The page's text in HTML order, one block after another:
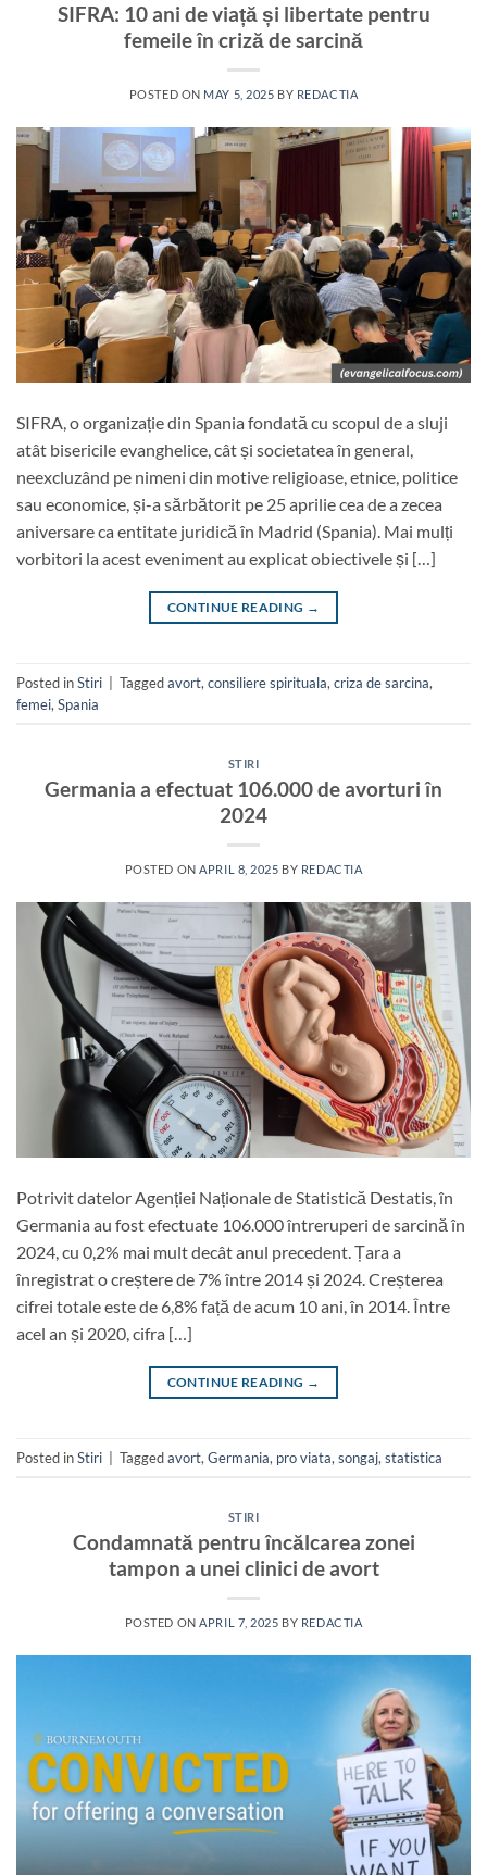
SIFRA: 10 ani de viață și libertate pentru
femeile în criză de sarcină
POSTED ON MAY 5, 2025 BY REDACTIA
SIFRA, o organizație din Spania fondată cu scopul de a sluji
atât bisericile evanghelice, cât și societatea în general,
neexcluzând pe nimeni din motive religioase, etnice, politice
sau economice, și-a sărbătorit pe 25 aprilie cea de a zecea
aniversare ca entitate juridică în Madrid (Spania). Mai mulți
vorbitori la acest eveniment au explicat obiectivele și […]
CONTINUE READING →
Posted inStiri Taggedavort, consiliere spirituala, criza de sarcina,
femei, Spania
STIRI
Germania a efectuat 106.000 de avorturi în
2024
POSTED ONAPRIL 8, 2025 BY REDACTIA
Potrivit datelor Agenției Naționale de Statistică Destatis, în
Germania au fost efectuate 106.000 întreruperi de sarcină în
2024, cu 0,2% mai mult decât anul precedent. Țara a
înregistrat o creștere de 7% între 2014 și 2024. Creșterea
cifrei totale este de 6,8% față de acum 10 ani, în 2014. Între
acel an și 2020, cifra […]
CONTINUE READING →
Posted inStiri Taggedavort, Germania, pro viata, songaj, statistica
STIRI
Condamnată pentru încălcarea zonei
tampon a unei clinici de avort
POSTED ONAPRIL 7, 2025 BY REDACTIA